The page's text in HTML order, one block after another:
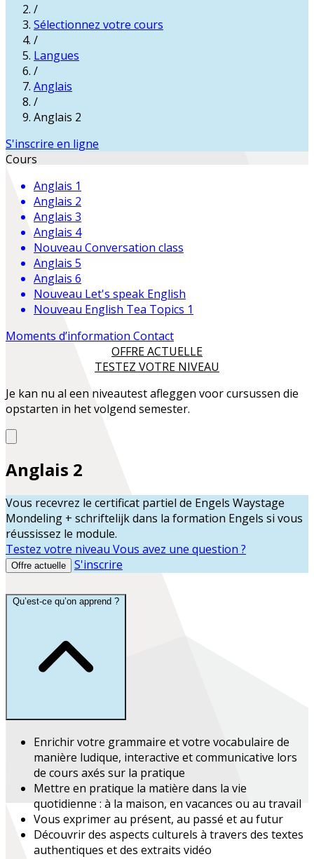
/
Sélectionnez votre cours
/
Langues
/
Anglais
/
Anglais 2
S'inscrire en ligne
Cours
Anglais 1
Anglais 2
Anglais 3
Anglais 4
Nouveau Conversation class
Anglais 5
Anglais 6
Nouveau Let's speak English
Nouveau English Tea Topics 1
Moments d’information Contact
OFFRE ACTUELLE
TESTEZ VOTRE NIVEAU
Je kan nu al een niveautest afleggen voor cursussen die
opstarten in het volgend semester.
Anglais 2
Vous recevrez le certificat partiel de Engels Waystage
Mondeling + schriftelijkdans la formation Engels si vous
réussissez le module.
Testez votre niveau Vous avez une question ?
Offre actuelle S'inscrire
Qu’est-ce qu’on apprend ?
Enrichirvotre grammaire et votre vocabulaire de
manière ludique, interactive et communicative lors
de cours axés sur la pratique
Mettre en pratique la matière dans la vie
quotidienne : à la maison, en vacances ou au travail
Vous exprimer au présent, au passé et au futur
Découvrir des aspects culturels à travers des textes
authentiques et des extraits vidéo